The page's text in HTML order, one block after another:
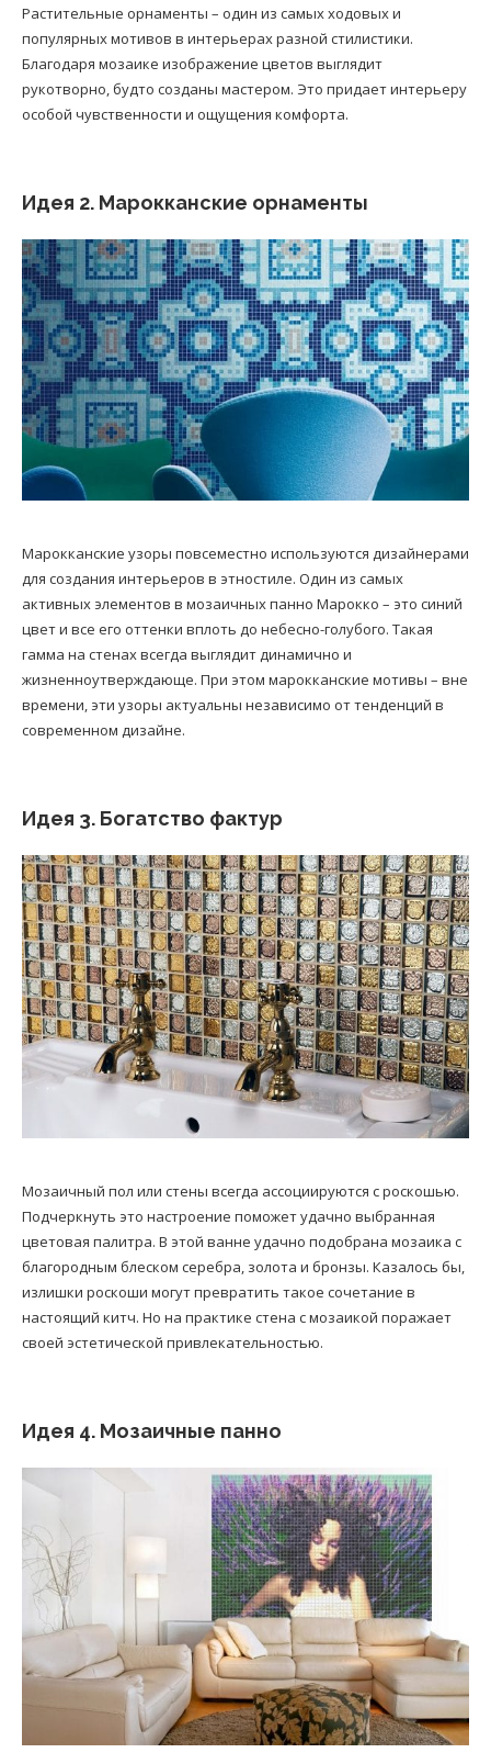
Растительные орнаменты – один из самых ходовых и
популярных мотивов в интерьерах разной стилистики.
Благодаря мозаике изображение цветов выглядит
рукотворно, будто созданы мастером. Это придает интерьеру
особой чувственности и ощущения комфорта.
Идея 2. Марокканские орнаменты
Марокканские узоры повсеместно используются дизайнерами
для создания интерьеров в этностиле. Один из самых
активных элементов в мозаичных панно Марокко – это синий
цвет и все его оттенки вплоть до небесно-голубого. Такая
гамма на стенах всегда выглядит динамично и
жизненноутверждающе. При этом марокканские мотивы – вне
времени, эти узоры актуальны независимо от тенденций в
современном дизайне.
Идея 3. Богатство фактур
Мозаичный пол или стены всегда ассоциируются с роскошью.
Подчеркнуть это настроение поможет удачно выбранная
цветовая палитра. В этой ванне удачно подобрана мозаика с
благородным блеском серебра, золота и бронзы. Казалось бы,
излишки роскоши могут превратить такое сочетание в
настоящий китч. Но на практике стена с мозаикой поражает
своей эстетической привлекательностью.
Идея 4. Мозаичные панно